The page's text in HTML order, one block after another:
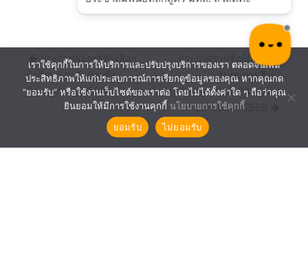
Post
navigation
ประกาศผลการคัดเลือก
นักศึกษา ระดับบัณฑิต
ศึกษา ภาค 3/2568
ประกาศรายชื่อผู้มีสิทธิ์ได้
รับทุนการศึกษา
เฉลิมพระเกียรติ 84 พรรษา
ปีการศึกษา 2569
เราใช้คุกกี้ในการให้บริการและปรับปรุงบริการของเรา ตลอดจนเพิ่ม
ประสิทธิภาพให้แก่ประสบการณ์การเรียกดูข้อมูลของคุณ หากคุณกด
“ยอมรับ” หรือใช้งานเว็บไซต์ของเราต่อ โดยไม่ได้ตั้งค่าใด ๆ ถือว่าคุณ
ยินยอมให้มีการใช้งานคุกกี้ นโยบายการใช้คุกกี้
ยอมรับ
ไม่ยอมรับ